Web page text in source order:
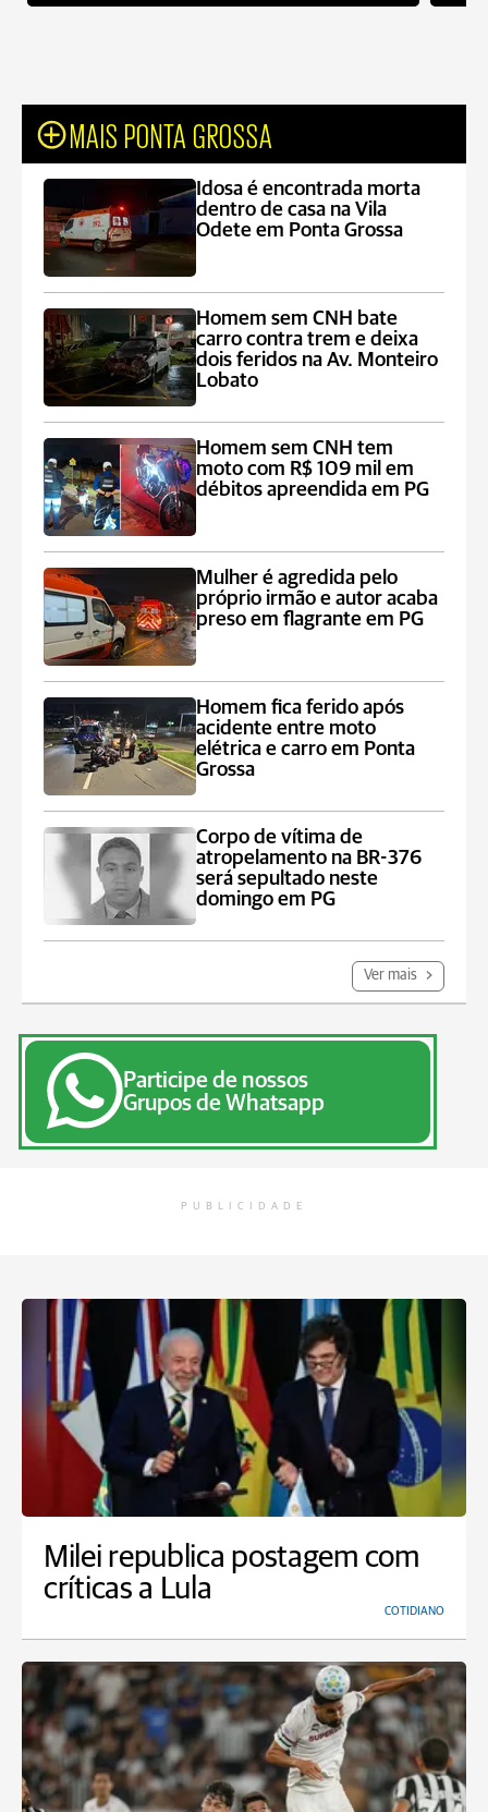
MAIS PONTA GROSSA
Idosa é encontrada morta
dentro de casa na Vila
Odete em Ponta Grossa
Homem sem CNH bate
carro contra trem e deixa
dois feridos na Av. Monteiro
Lobato
Homem sem CNH tem
moto com R$ 109 mil em
débitos apreendida em PG
Mulher é agredida pelo
próprio irmão e autor acaba
preso em flagrante em PG
Homem fica ferido após
acidente entre moto
elétrica e carro em Ponta
Grossa
Corpo de vítima de
atropelamento na BR-376
será sepultado neste
domingo em PG
Ver mais
Participe de nossos
Grupos de Whatsapp
PUBLICIDADE
Milei republica postagem com
críticas a Lula
COTIDIANO